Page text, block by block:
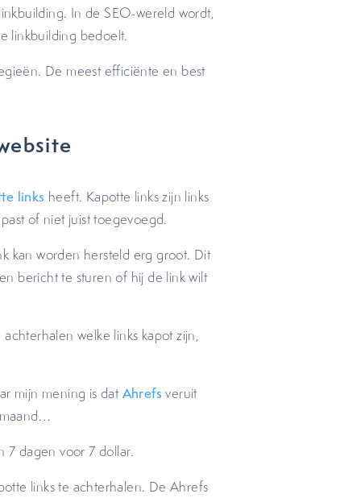
In de SEO-wereld wordt,
linkbuilding bedoelt.
De meest efficiënte en best
links heeft. Kapotte links zijn links
of niet juist toegevoegd.
kan worden hersteld erg groot. Dit
bericht te sturen of hij de link wilt
welke links kapot zijn,
mijn mening is datAhrefs veruit
7 dagen voor 7 dollar.
links te achterhalen. De Ahrefs